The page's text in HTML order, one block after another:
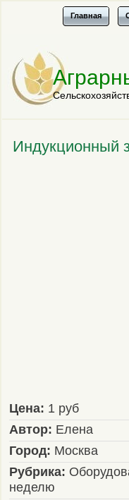
Главная
Индукционный
Цена: 1 руб
Автор: Елена
Город: Москва
Рубрика:
неделю